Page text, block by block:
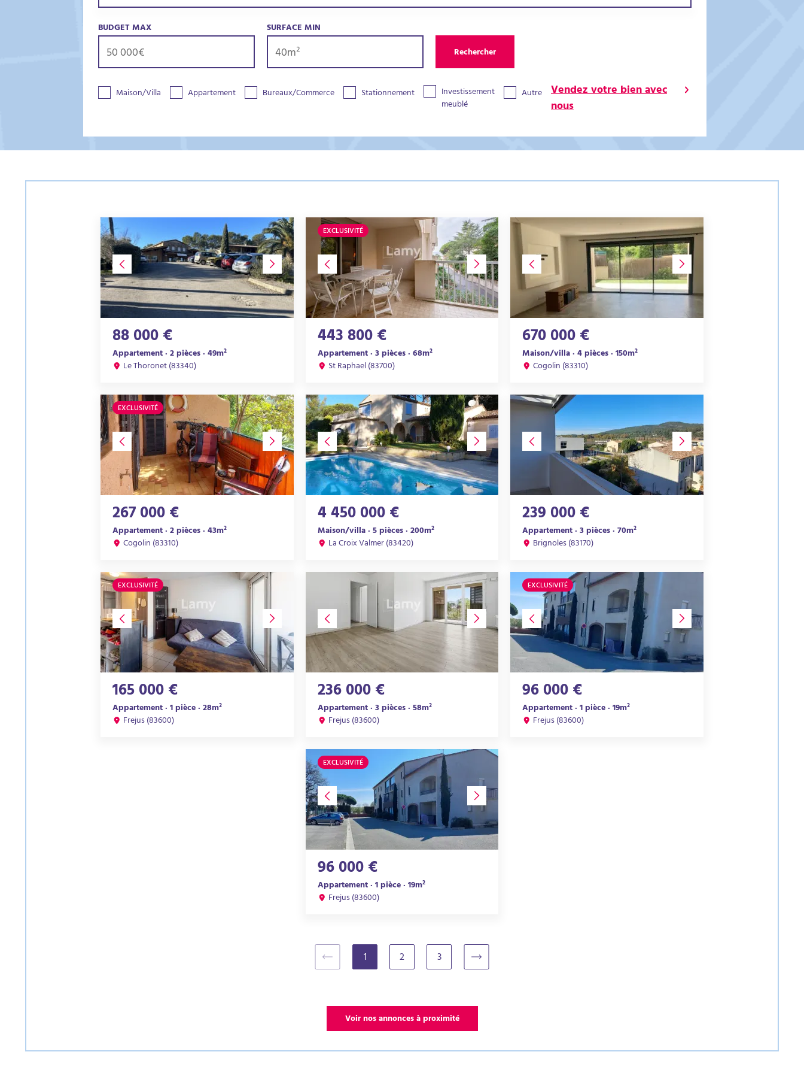
BUDGET MAX
SURFACE MIN
Rechercher
Maison/Villa Appartement Bureaux/Commerce Stationnement Investissement
meublé
Autre Vendez votre bien avec
nous
88 000 €
Appartement · 2 pièces · 49m²
Le Thoronet (83340)
EXCLUSIVITÉ
443 800 €
Appartement · 3 pièces · 68m²
St Raphael (83700)
670 000 €
Maison/villa · 4 pièces · 150m²
Cogolin (83310)
EXCLUSIVITÉ
267 000 €
Appartement · 2 pièces · 43m²
Cogolin (83310)
4 450 000 €
Maison/villa · 5 pièces · 200m²
La Croix Valmer (83420)
239 000 €
Appartement · 3 pièces · 70m²
Brignoles (83170)
EXCLUSIVITÉ
165 000 €
Appartement · 1 pièce · 28m²
Frejus (83600)
236 000 €
Appartement · 3 pièces · 58m²
Frejus (83600)
EXCLUSIVITÉ
96 000 €
Appartement · 1 pièce · 19m²
Frejus (83600)
EXCLUSIVITÉ
96 000 €
Appartement · 1 pièce · 19m²
Frejus (83600)
1(current)2 3
Voir nos annonces à proximité